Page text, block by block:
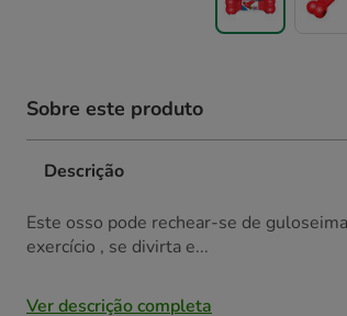
Sobre este produto
Descrição
Este osso pode rechear-se de
exercício , se divirta e...
Ver descrição completa